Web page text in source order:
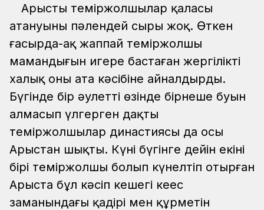
Арыстың теміржолшылар қаласы
атануының пәлендей сыры жоқ. Өткен
ғасырда-ақ жаппай теміржолшы
мамандығын игере бастаған жергілікті
халық оны ата кәсібіне айналдырды.
Бүгінде бір әулеттің өзінде бірнеше буын
алмасып үлгерген даңқты
теміржолшылар династиясы да осы
Арыстан шықты. Күні бүгінге дейін екінің
бірі теміржолшы болып күнелтіп отырған
Арыста бұл кәсіп кешегі кеңес
заманындағы қадірі мен құрметін